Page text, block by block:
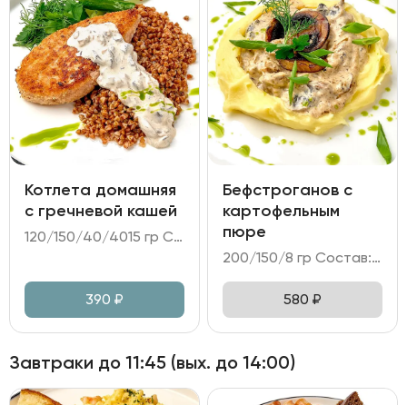
Котлета домашняя
с гречневой кашей
120/150/40/4015 гр Состав: - котлета из говядины и свинины; - каша гречневая; - огурцы битые; - соус грибной на сливках; - зелень, масло сливочное, масло укропное.
390 ₽
Бефстроганов с
картофельным
пюре
200/150/8 гр Состав: - бефстроганов из говядины на сливочно-грибном соусе; - картофельное пюре; - зелень, масло укропное.
580 ₽
Завтраки до 11:45 (вых. до 14:00)